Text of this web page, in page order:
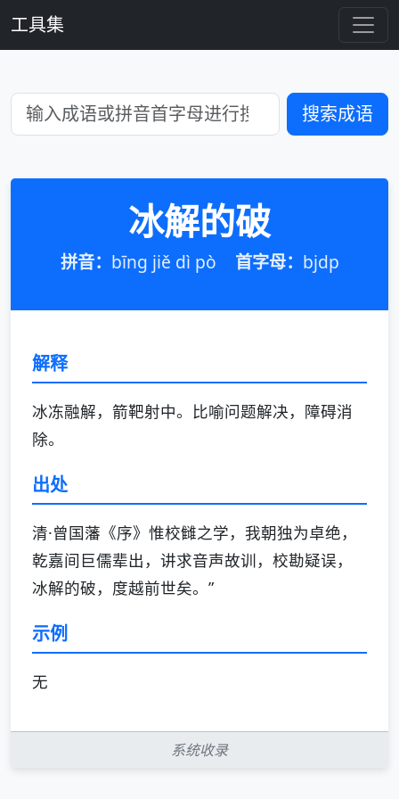
工具集
搜索成语
冰解的破
拼音： bīng jiě dì pò 首字母： bjdp
解释
冰冻融解，箭靶射中。比喻问题解决，障碍消
除。
出处
清·曾国藩《序》惟校雠之学，我朝独为卓绝，
乾嘉间巨儒辈出，讲求音声故训，校勘疑误，
冰解的破，度越前世矣。”
示例
无
系统收录